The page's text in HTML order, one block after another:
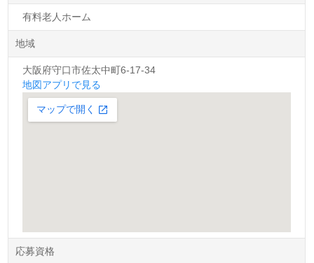
有料老人ホーム
地域
大阪府守口市佐太中町6-17-34
地図アプリで見る
応募資格